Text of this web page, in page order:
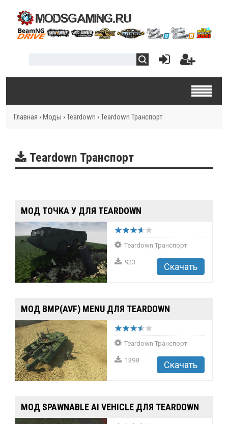
Главная › Моды ›Teardown ›Teardown Транспорт
Teardown Транспорт
МОД ТОЧКА У ДЛЯ TEARDOWN
Teardown Транспорт
923 Скачать
МОД BMP(AVF) MENU ДЛЯ TEARDOWN
Teardown Транспорт
1398 Скачать
МОД SPAWNABLE AI VEHICLE ДЛЯ TEARDOWN